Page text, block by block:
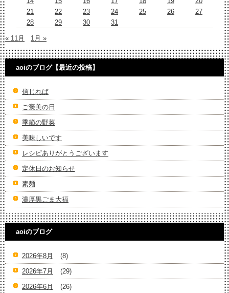
21
22 23 24 25 26
27
28
29 30 31
« 11月 1月 »
aoiのブログ【最近の投稿】
信じれば
ご褒美の日
季節の野菜
美味しいです
レシピありがとうございます
定休日のお知らせ
素麺
濃厚黒ごま大福
aoiのブログ
2026年8月
(8)
2026年7月
(29)
2026年6月
(26)